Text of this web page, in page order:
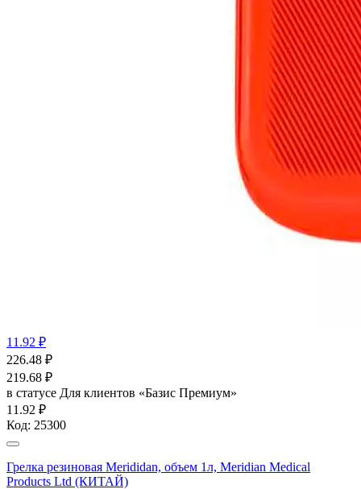
11.92 ₽
226.48 ₽
219.68 ₽
в статусе Для клиентов «Базис Премиум»
11.92 ₽
Код: 25300
Грелка резиновая Merididan, объем 1л, Meridian Medical
Products Ltd (КИТАЙ)